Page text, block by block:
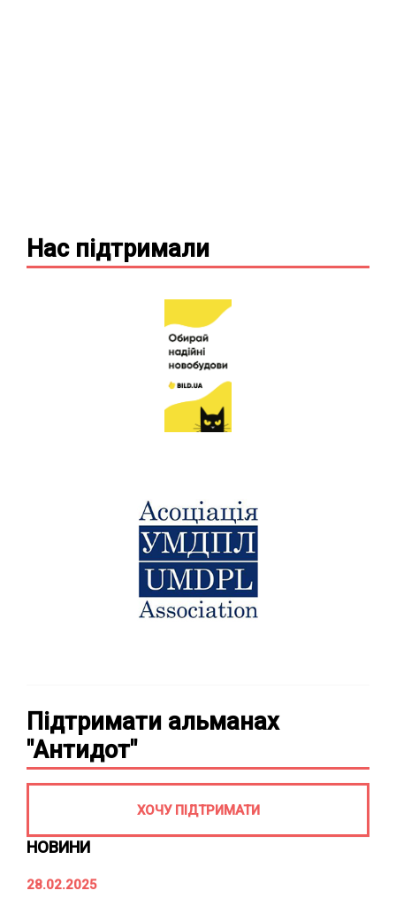
НОВИНИ
28.02.2025
Нас підтримали
Підтримати альманах
"Антидот"
ХОЧУ ПІДТРИМАТИ